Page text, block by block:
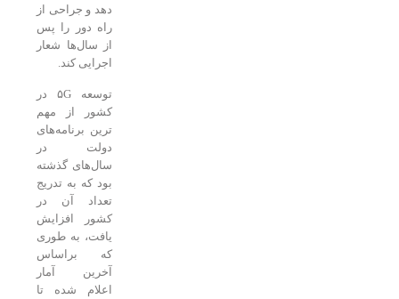
دهد و جراحی از
راه دور را پس
از سال‌ها شعار
اجرایی کند.
توسعه ۵G در
کشور از مهم
ترین برنامه‌های
دولت در
سال‌های گذشته
بود که به تدریج
تعداد آن در
کشور افزایش
یافت، به طوری
که براساس
آخرین آمار
اعلام شده تا